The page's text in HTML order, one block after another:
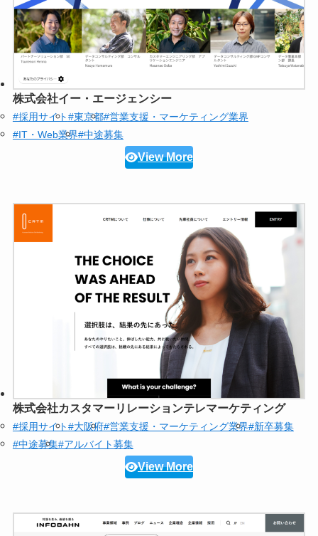
株式会社イー・エージェンシー
#採用サイト#東京都#営業支援・マーケティング業界
#IT・Web業界#中途募集
View More
株式会社カスタマーリレーションテレマーケティング
#採用サイト#大阪府#営業支援・マーケティング業界#新卒募集
#中途募集#アルバイト募集
View More